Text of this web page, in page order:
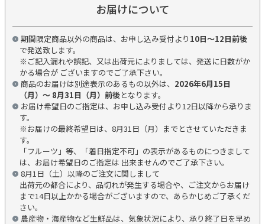
お届けについて
期間限定商品以外の商品は、お申し込み受付より 10日～12日前後
で発送致します。
※ご記入漏れや誤記、又は出荷元によりましては、発送に日数がか
かる場合が ございますのでご了承下さい。
商品のお届けは別途表示のあるもの以外は、 2026年6月15日
（月）～ 8月31日（月）前後となります。
お届け希望日のご指定は、お申し込み受付より12日以降から承りま
す。
※お届けの最終希望日は、8月31日（月）までとさせていただきま
す。
「フルーツ」等、「着日指定不可」の表示があるものにつきまして
は、お届け希望日のご指定は 出来ませんのでご了承下さい。
8月1日（土）以降のご注文に関しまして
出荷元の都合により、品切れが発生する場合や、ご注文からお届け
まで14日以上かかる場合がございますので、あらかじめご了承くだ
さい。
農産物・海産物など生鮮品は、気象状況により、承り終了日を早め